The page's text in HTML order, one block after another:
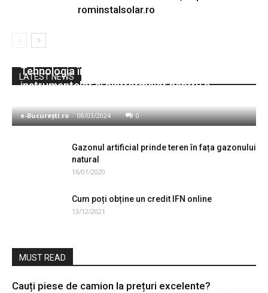
rominstalsolar.ro
LATEST NEWS
Tehnologia în arhitectura vânzării: Utilizarea
instrumentelor şi platformelor pentru a
e-București.ro - 08/03/2024 0
Gazonul artificial prinde teren în fața gazonului
natural
16/01/2020
Cum poți obține un credit IFN online
13/12/2021
MUST READ
Cauți piese de camion la prețuri excelente?